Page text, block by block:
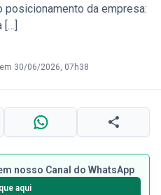
posicionamento da empresa:
[…]
30/06/2026, 07h38
nosso Canal do WhatsApp
aqui